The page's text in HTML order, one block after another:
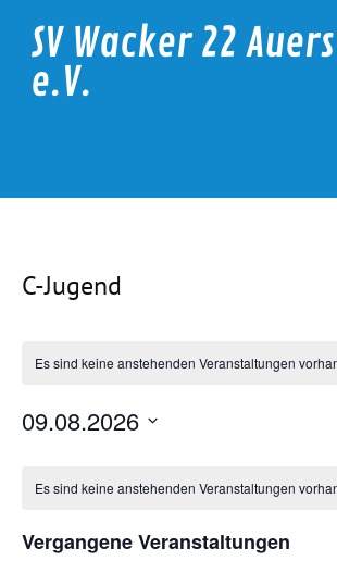
contentSV Wacker 22
e.V.
C-Jugend
Es sind keine anstehenden Veranstaltungen
09.08.2026
von
Veranstaltungen
Es sind keine anstehenden Veranstaltungen
Vergangene Veranstaltungen